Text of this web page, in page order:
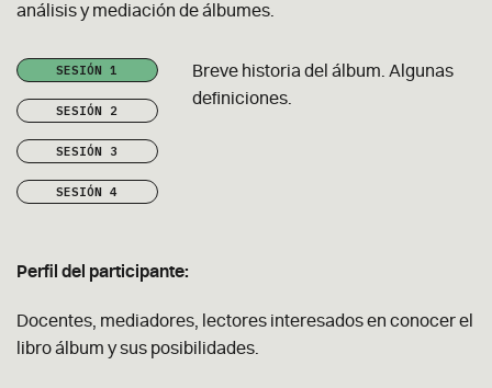
análisis y mediación de álbumes.
SESIÓN 1
SESIÓN 2
SESIÓN 3
SESIÓN 4
Breve historia del álbum. Algunas
definiciones.
Perfil del participante:
Docentes, mediadores, lectores interesados en conocer el
libro álbum y sus posibilidades.